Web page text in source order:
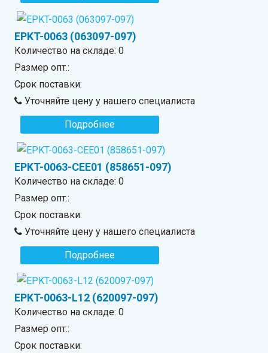
EPKT-0063 (063097-097)
Количество на складе:0
Размер опт.:
Срок поставки:
Уточняйте цену у нашего специалиста
Подробнее
EPKT-0063-CEE01 (858651-097)
Количество на складе:0
Размер опт.:
Срок поставки:
Уточняйте цену у нашего специалиста
Подробнее
EPKT-0063-L12 (620097-097)
Количество на складе:0
Размер опт.:
Срок поставки: